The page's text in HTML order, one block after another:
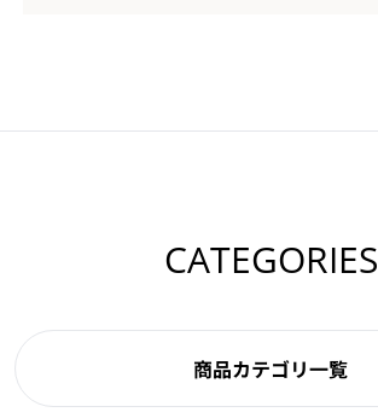
CATEGORIES
商品カテゴリ一覧